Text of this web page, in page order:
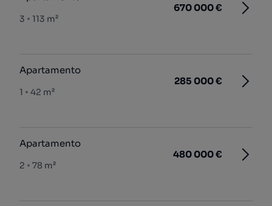
3 113 m²
670 000 €
Apartamento
1 42 m²
285 000 €
Apartamento
2 78 m²
480 000 €